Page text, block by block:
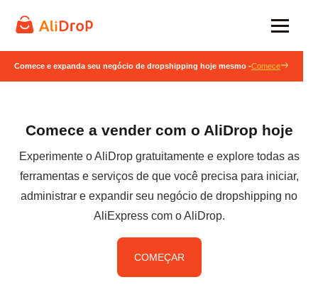
Comece e expanda seu negócio de dropshipping hoje mesmo -Comece
Comece a vender com o AliDrop hoje
Experimente o AliDrop gratuitamente e explore todas as
ferramentas e serviços de que você precisa para iniciar,
administrar e expandir seu negócio de dropshipping no
AliExpress com o AliDrop.
COMEÇAR